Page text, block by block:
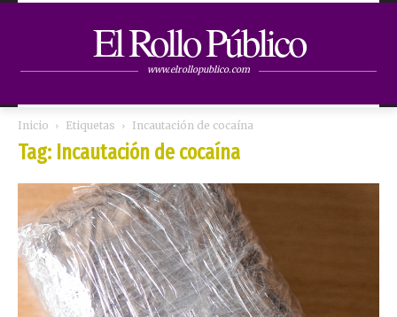
El Rollo Público
www.elrollopublico.com
Inicio Etiquetas Incautación de cocaína
Tag: Incautación de cocaína